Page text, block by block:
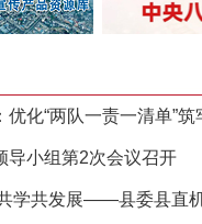
化“两队一责一清单”筑
导小组第2次会议召开
学共发展——县委县直